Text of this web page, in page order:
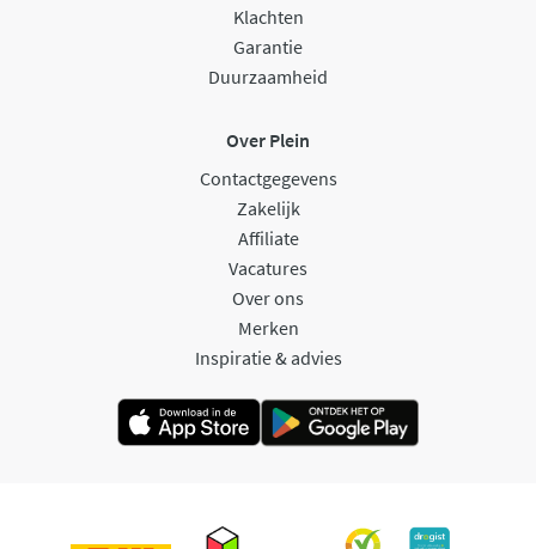
Klachten
Garantie
Duurzaamheid
Over Plein
Contactgegevens
Zakelijk
Affiliate
Vacatures
Over ons
Merken
Inspiratie & advies